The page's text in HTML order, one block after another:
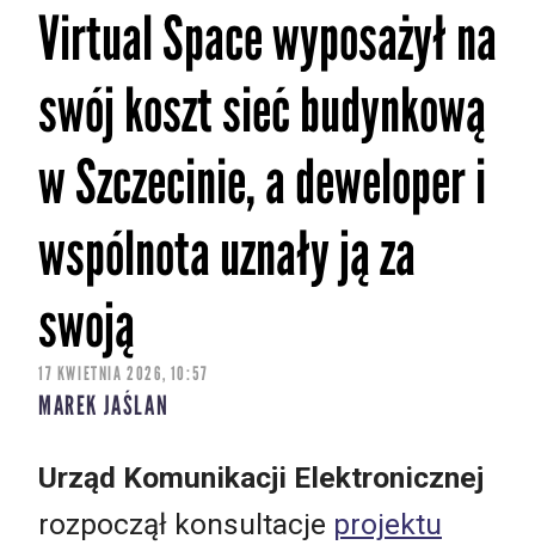
Virtual Space wyposażył na
swój koszt sieć budynkową
w Szczecinie, a deweloper i
wspólnota uznały ją za
swoją
17 KWIETNIA 2026, 10:57
MAREK JAŚLAN
Urząd Komunikacji Elektronicznej
rozpoczął konsultacje projektu